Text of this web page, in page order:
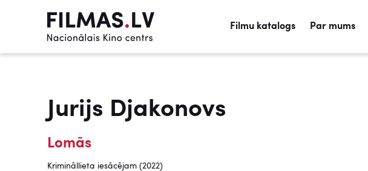
Filmu katalogs Par mums
Jurijs Djakonovs
Lomās
Krimināllieta iesācējam (2022)